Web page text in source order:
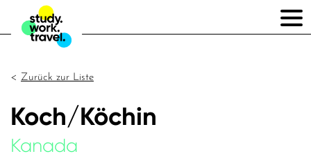
Zurück zur Liste
Koch/Köchin
Kanada